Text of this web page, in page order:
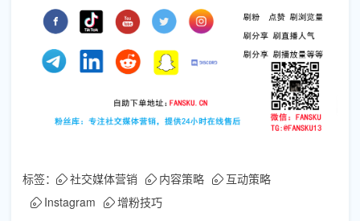
标签： 社交媒体营销 内容策略
互动策略
Instagram
增粉技巧